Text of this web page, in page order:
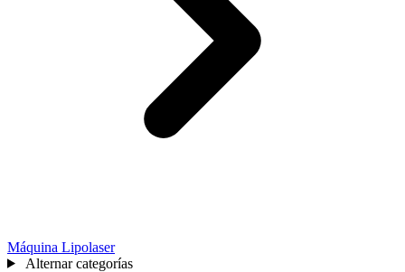
Máquina Lipolaser
Alternar categorías